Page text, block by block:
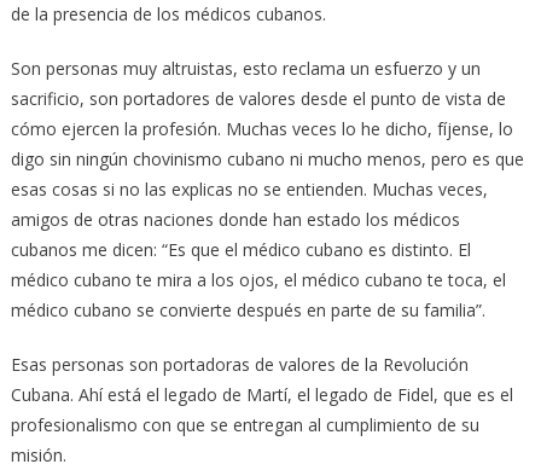
de la presencia de los médicos cubanos.
Son personas muy altruistas, esto reclama un esfuerzo y un
sacrificio, son portadores de valores desde el punto de vista de
cómo ejercen la profesión. Muchas veces lo he dicho, fíjense, lo
digo sin ningún chovinismo cubano ni mucho menos, pero es que
esas cosas si no las explicas no se entienden. Muchas veces,
amigos de otras naciones donde han estado los médicos
cubanos me dicen: “Es que el médico cubano es distinto. El
médico cubano te mira a los ojos, el médico cubano te toca, el
médico cubano se convierte después en parte de su familia”.
Esas personas son portadoras de valores de la Revolución
Cubana. Ahí está el legado de Martí, el legado de Fidel, que es el
profesionalismo con que se entregan al cumplimiento de su
misión.